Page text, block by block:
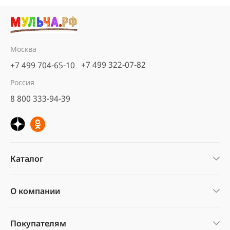
Москва
+7 499 704-65-10 +7 499 322-07-82
Россия
8 800 333-94-39
Каталог
О компании
Покупателям